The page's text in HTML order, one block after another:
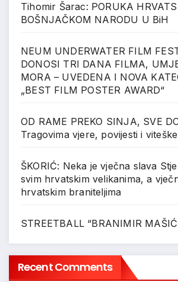
Tihomir Šarac: PORUKA
BOŠNJAČKOM NARODU U BiH
NEUM UNDERWATER FILM
DONOSI TRI DANA FILMA,
MORA – UVEDENA I NOVA
„BEST FILM POSTER AWARD“
OD RAME PREKO SINJA, SVE
Tragovima vjere, povijesti i
ŠKORIĆ: Neka je vječna slava
svim hrvatskim velikanima, a
hrvatskim braniteljima
STREETBALL “BRANIMIR
Recent Comments